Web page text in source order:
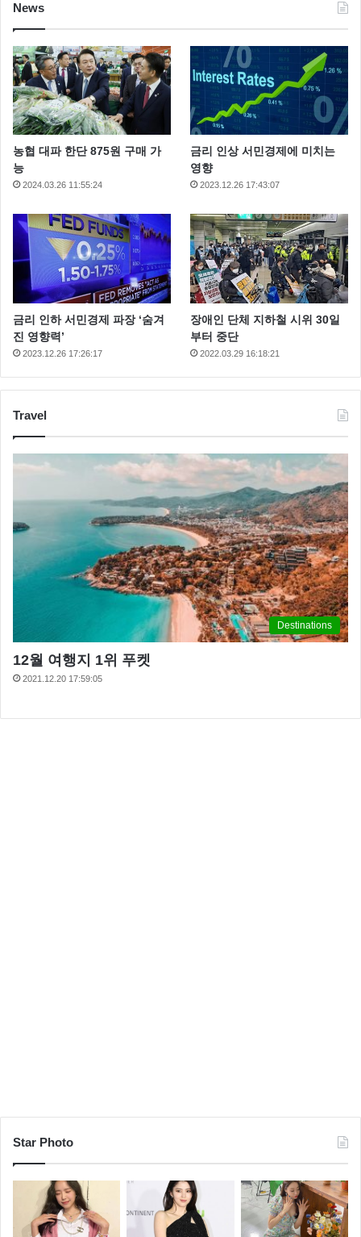
News
농협 대파 한단 875원 구매 가
능
2024.03.26 11:55:24
금리 인상 서민경제에 미치는
영향
2023.12.26 17:43:07
금리 인하 서민경제 파장 ‘숨겨
진 영향력’
2023.12.26 17:26:17
장애인 단체 지하철 시위 30일
부터 중단
2022.03.29 16:18:21
Travel
Destinations
12월 여행지 1위 푸켓
2021.12.20 17:59:05
Star Photo